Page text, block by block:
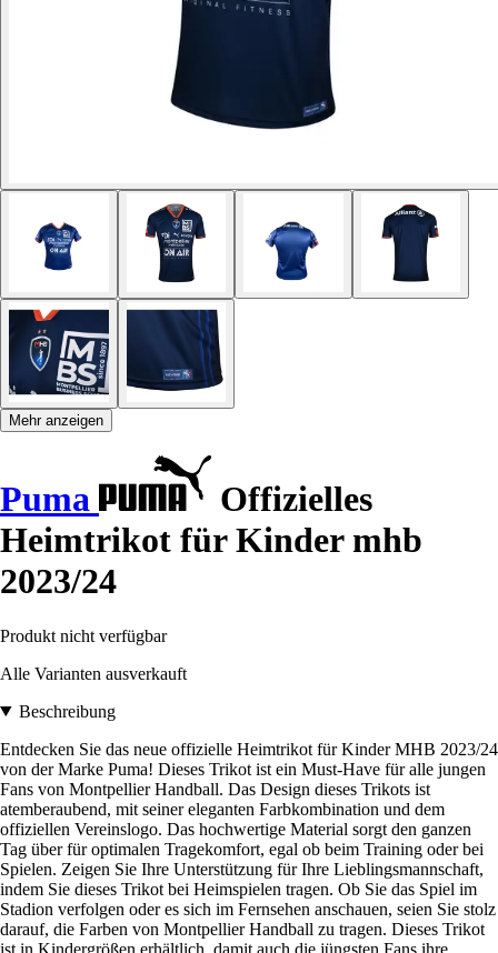
Mehr anzeigen
Puma
Offizielles
Heimtrikot für Kinder mhb
2023/24
Produkt nicht verfügbar
Alle Varianten ausverkauft
Beschreibung
Entdecken Sie das neue offizielle Heimtrikot für Kinder MHB 2023/24
von der Marke Puma! Dieses Trikot ist ein Must-Have für alle jungen
Fans von Montpellier Handball. Das Design dieses Trikots ist
atemberaubend, mit seiner eleganten Farbkombination und dem
offiziellen Vereinslogo. Das hochwertige Material sorgt den ganzen
Tag über für optimalen Tragekomfort, egal ob beim Training oder bei
Spielen. Zeigen Sie Ihre Unterstützung für Ihre Lieblingsmannschaft,
indem Sie dieses Trikot bei Heimspielen tragen. Ob Sie das Spiel im
Stadion verfolgen oder es sich im Fernsehen anschauen, seien Sie stolz
darauf, die Farben von Montpellier Handball zu tragen. Dieses Trikot
ist in Kindergrößen erhältlich, damit auch die jüngsten Fans ihre